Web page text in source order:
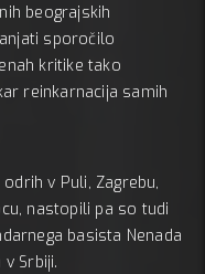
beograjskih
sporočilo
kritike tako
reinkarnacija samih
v Puli, Zagrebu,
nastopili pa so tudi
basista Nenada
Srbiji.